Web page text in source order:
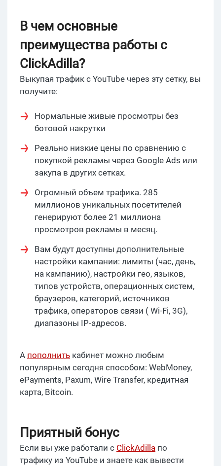
В чем основные
преимущества работы с
ClickAdilla?
Выкупая трафик с YouTube через эту сетку, вы
получите:
Нормальные живые просмотры без
ботовой накрутки
Реально низкие цены по сравнению с
покупкой рекламы через Google Ads или
закупа в других сетках.
Огромный объем трафика. 285
миллионов уникальных посетителей
генерируют более 21 миллиона
просмотров рекламы в месяц.
Вам будут доступны дополнительные
настройки кампании: лимиты (час, день,
на кампанию), настройки гео, языков,
типов устройств, операционных систем,
браузеров, категорий, источников
трафика, операторов связи ( Wi-Fi, 3G),
диапазоны IP-адресов.
А пополнить кабинет можно любым
популярным сегодня способом: WebMoney,
ePayments, Paxum, Wire Transfer, кредитная
карта, Bitcoin.
Приятный бонус
Если вы уже работали с ClickAdilla по
трафику из YouTube и знаете как вывести